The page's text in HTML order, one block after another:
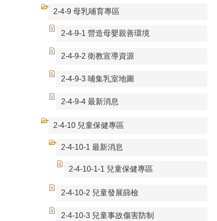
2-4-9 母乳哺育專區
2-4-9-1 營造母嬰親善環境
2-4-9-2 衛教宣導資源
2-4-9-3 哺集乳室地圖
2-4-9-4 最新消息
2-4-10 兒童保健專區
2-4-10-1 最新消息
2-4-10-1-1 兒童保健專區
2-4-10-2 兒童發展篩檢
2-4-10-3 兒童事故傷害防制